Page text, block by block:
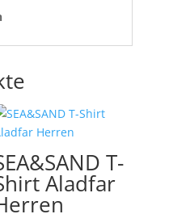
T-
Aladfar